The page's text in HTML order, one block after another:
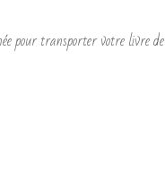
pour transporter votre livre